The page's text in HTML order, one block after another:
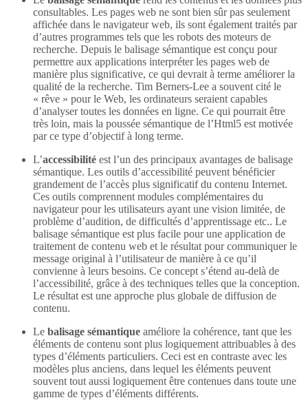
consultables. Les pages web ne sont bien sûr pas seulement
affichée dans le navigateur web, ils sont également traités par
d’autres programmes tels que les robots des moteurs de
recherche. Depuis le balisage sémantique est conçu pour
permettre aux applications interpréter les pages web de
manière plus significative, ce qui devrait à terme améliorer la
qualité de la recherche. Tim Berners-Lee a souvent cité le
« rêve » pour le Web, les ordinateurs seraient capables
d’analyser toutes les données en ligne. Ce qui pourrait être
très loin, mais la poussée sémantique de l’Html5 est motivée
par ce type d’objectif à long terme.
L’accessibilité est l’un des principaux avantages de balisage
sémantique. Les outils d’accessibilité peuvent bénéficier
grandement de l’accès plus significatif du contenu Internet.
Ces outils comprennent modules complémentaires du
navigateur pour les utilisateurs ayant une vision limitée, de
problème d’audition, de difficultés d’apprentissage etc.. Le
balisage sémantique est plus facile pour une application de
traitement de contenu web et le résultat pour communiquer le
message original à l’utilisateur de manière à ce qu’il
convienne à leurs besoins. Ce concept s’étend au-delà de
l’accessibilité, grâce à des techniques telles que la conception.
Le résultat est une approche plus globale de diffusion de
contenu.
Le balisage sémantique améliore la cohérence, tant que les
éléments de contenu sont plus logiquement attribuables à des
types d’éléments particuliers. Ceci est en contraste avec les
modèles plus anciens, dans lequel les éléments peuvent
souvent tout aussi logiquement être contenues dans toute une
gamme de types d’éléments différents.